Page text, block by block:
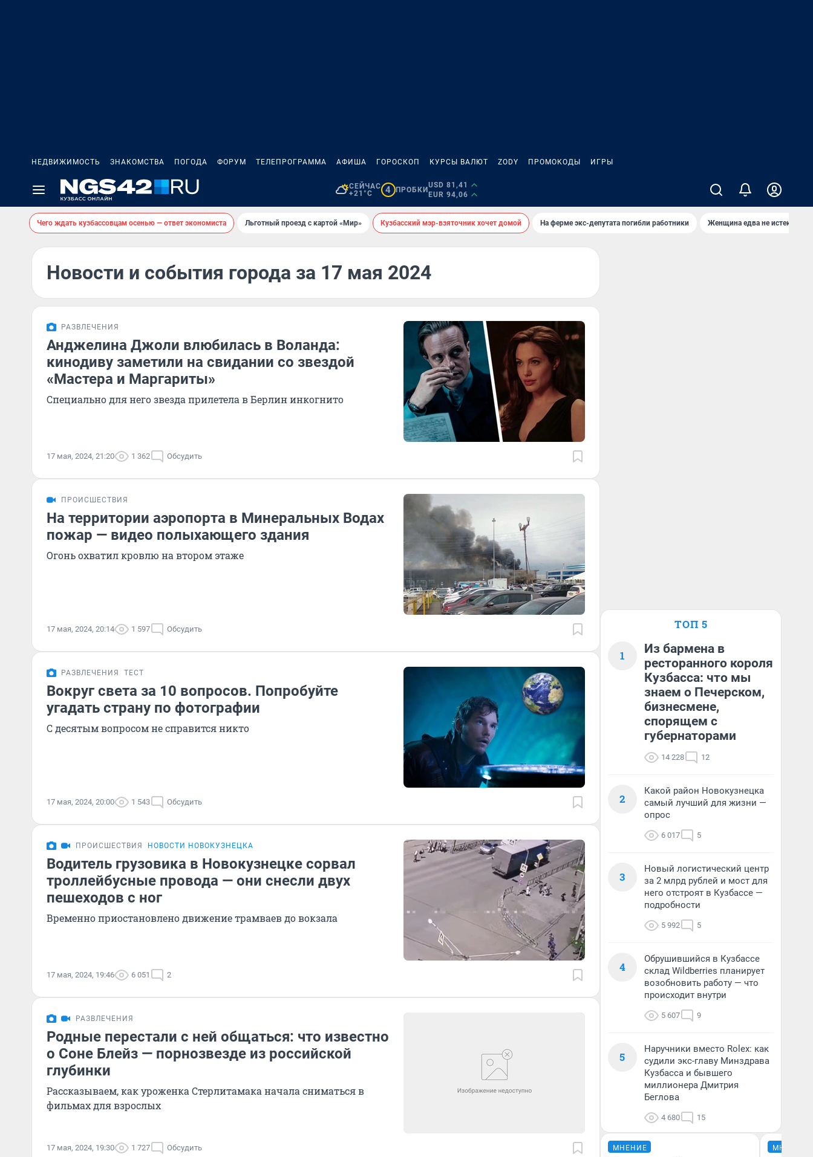
НЕДВИЖИМОСТЬ ЗНАКОМСТВА ПОГОДА ФОРУМ ТЕЛЕПРОГРАММА АФИША ГОРОСКОП КУРСЫ ВАЛЮТ ZODY ПРОМОКОДЫ ИГРЫ
СЕЙЧАС
+21°C
4 ПРОБКИ
USD 81,41
EUR 94,06
Чего ждать кузбассовцам осенью — ответ экономиста Льготный проезд с картой «Мир» Кузбасский мэр-взяточник хочет домой На ферме экс-депутата погибли работники Женщина едва не истекла
Новости и события города за 17 мая 2024
РАЗВЛЕЧЕНИЯ
Анджелина Джоли влюбилась в Воланда:
кинодиву заметили на свидании со звездой
«Мастера и Маргариты»
Специально для него звезда прилетела в Берлин инкогнито
17 мая, 2024, 21:20 1 362 Обсудить
ПРОИСШЕСТВИЯ
На территории аэропорта в Минеральных Водах
пожар — видео полыхающего здания
Огонь охватил кровлю на втором этаже
17 мая, 2024, 20:14 1 597 Обсудить
РАЗВЛЕЧЕНИЯ ТЕСТ
Вокруг света за 10 вопросов. Попробуйте
угадать страну по фотографии
С десятым вопросом не справится никто
17 мая, 2024, 20:00 1 543 Обсудить
ПРОИСШЕСТВИЯ НОВОСТИ НОВОКУЗНЕЦКА
Водитель грузовика в Новокузнецке сорвал
троллейбусные провода — они снесли двух
пешеходов с ног
Временно приостановлено движение трамваев до вокзала
17 мая, 2024, 19:46 6 051 2
РАЗВЛЕЧЕНИЯ
Родные перестали с ней общаться: что известно
о Соне Блейз — порнозвезде из российской
глубинки
Рассказываем, как уроженка Стерлитамака начала сниматься в
фильмах для взрослых
17 мая, 2024, 19:30 1 727 Обсудить
ТОП 5
1
Из бармена в
ресторанного короля
Кузбасса: что мы
знаем о Печерском,
бизнесмене,
спорящем с
губернаторами
14 228 12
2
Какой район Новокузнецка
самый лучший для жизни —
опрос
6 017 5
3
Новый логистический центр
за 2 млрд рублей и мост для
него отстроят в Кузбассе —
подробности
5 992 5
4
Обрушившийся в Кузбассе
склад Wildberries планирует
возобновить работу — что
происходит внутри
5 607 9
5
Наручники вместо Rolex: как
судили экс-главу Минздрава
Кузбасса и бывшего
миллионера Дмитрия
Беглова
4 680 15
МНЕНИЕ МНЕНИЕ